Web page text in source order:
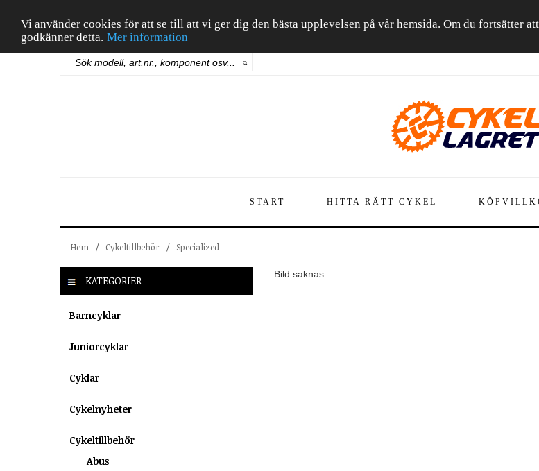
Vi använder cookies för att se till att vi ger dig den bästa upplevelsen på vår hemsida. Om du fortsätter
godkänner detta. Mer information
START HITTA RÄTT CYKEL
Hem / Cykeltillbehör / Specialized
KATEGORIER
Barncyklar
Juniorcyklar
Cyklar
Cykelnyheter
Cykeltillbehör
Abus
Bild saknas